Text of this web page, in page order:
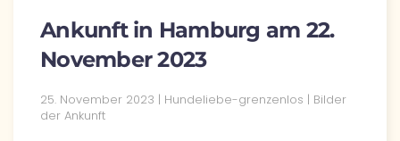
Ankunft in Hamburg am 22.
November 2023
25. November 2023 | Hundeliebe-grenzenlos | Bilder
der Ankunft